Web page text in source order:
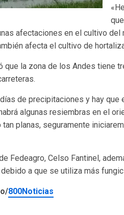
afectaciones en el cultivo
afecta el cultivo de
que la zona de los Andes tiene
de precipitaciones y hay que
algunas resiembras en el
planas, seguramente
Fedeagro, Celso Fantinel,
debido a que se utiliza más
800Noticias